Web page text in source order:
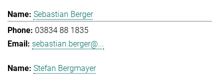
Sebastian Berger
03834 88 1835
sebastian.berger@...
Stefan Bergmayer